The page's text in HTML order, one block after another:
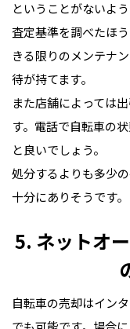
ということがないよ
査定基準を調べたほ
きる限りのメンテナ
待が持てます。
また店舗によっては
す。電話で自転車の
と良いでしょう。
処分するよりも多少
十分にありそうです。
5. ネットオ
自転車の売却はイン